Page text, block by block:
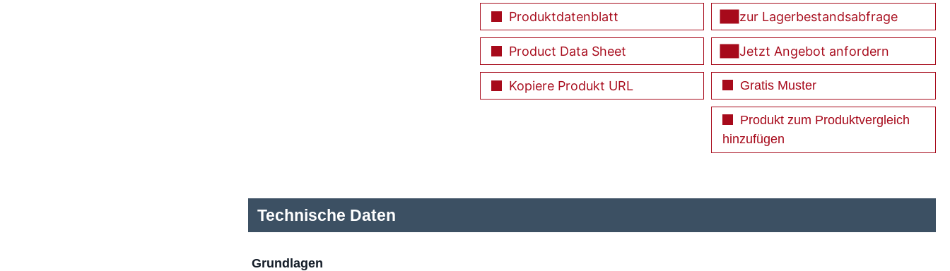
Produktdatenblatt
Product Data Sheet
Kopiere Produkt URL
zur Lagerbestandsabfrage
Jetzt Angebot anfordern
Gratis Muster
Produkt zum Produktvergleich
hinzufügen
Technische Daten
Grundlagen